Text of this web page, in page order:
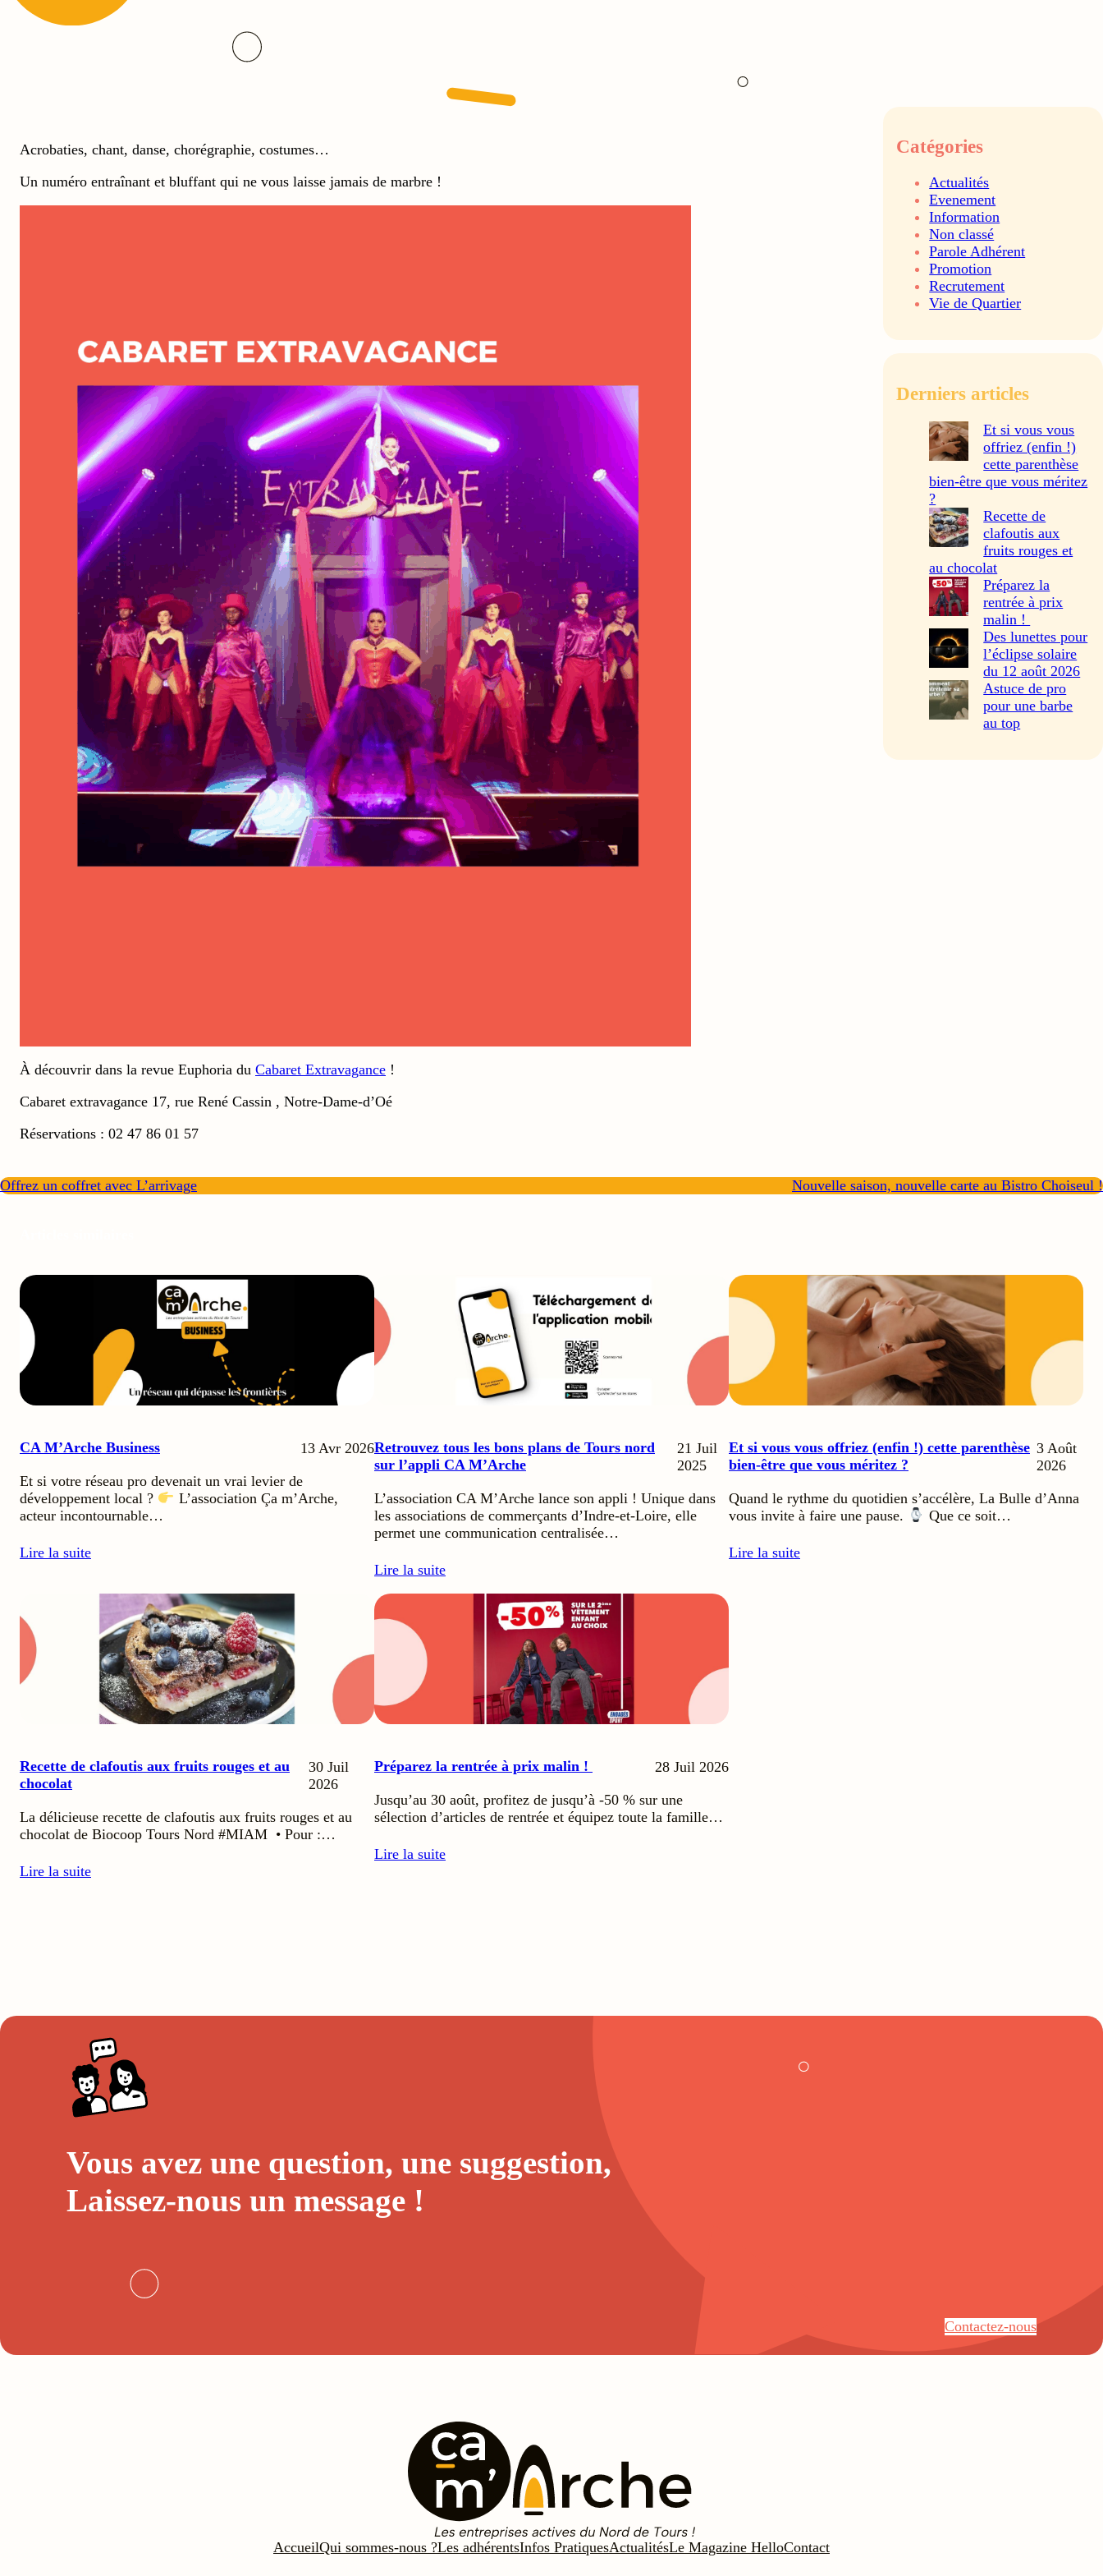
Acrobaties, chant, danse, chorégraphie, costumes…
Un numéro entraînant et bluffant qui ne vous laisse jamais de marbre !
À découvrir dans la revue Euphoria du Cabaret Extravagance !
Cabaret extravagance 17, rue René Cassin , Notre-Dame-d’Oé
Réservations : 02 47 86 01 57
Catégories
Actualités
Evenement
Information
Non classé
Parole Adhérent
Promotion
Recrutement
Vie de Quartier
Derniers articles
Et si vous vous
offriez (enfin !)
cette parenthèse
bien-être que vous méritez
?
Recette de
clafoutis aux
fruits rouges et
au chocolat
Préparez la
rentrée à prix
malin !
Des lunettes pour
l’éclipse solaire
du 12 août 2026
Astuce de pro
pour une barbe
au top
Offrez un coffret avec L’arrivage Nouvelle saison, nouvelle carte au Bistro Choiseul !
CA M’Arche Business
13 Avr 2026
Et si votre réseau pro devenait un vrai levier de
développement local ?
L’association Ça m’Arche,
acteur incontournable…
Lire la suite
Retrouvez tous les bons plans de Tours nord
sur l’appli CA M’Arche
21 Juil
2025
L’association CA M’Arche lance son appli ! Unique dans
les associations de commerçants d’Indre-et-Loire, elle
permet une communication centralisée…
Lire la suite
Et si vous vous offriez (enfin !) cette parenthèse
bien-être que vous méritez ?
3 Août
2026
Quand le rythme du quotidien s’accélère, La Bulle d’Anna
vous invite à faire une pause.
Que ce soit…
Lire la suite
Recette de clafoutis aux fruits rouges et au
chocolat
30 Juil
2026
La délicieuse recette de clafoutis aux fruits rouges et au
chocolat de Biocoop Tours Nord #MIAM • Pour :…
Lire la suite
Préparez la rentrée à prix malin !
28 Juil 2026
Jusqu’au 30 août, profitez de jusqu’à -50 % sur une
sélection d’articles de rentrée et équipez toute la famille…
Lire la suite
Vous avez une question, une suggestion,
Laissez-nous un message!
Contactez-nous
AccueilQui sommes-nous ?Les adhérentsInfos PratiquesActualitésLe Magazine HelloContact